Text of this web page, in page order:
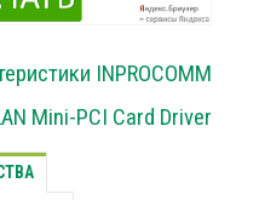
INPROCOMM
Mini-PCI Card Driver